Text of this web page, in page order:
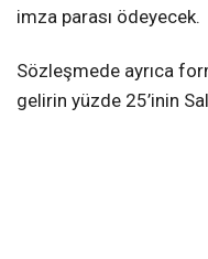
imza parası ödeyecek.
Sözleşmede ayrıca
gelirin yüzde 25’inin